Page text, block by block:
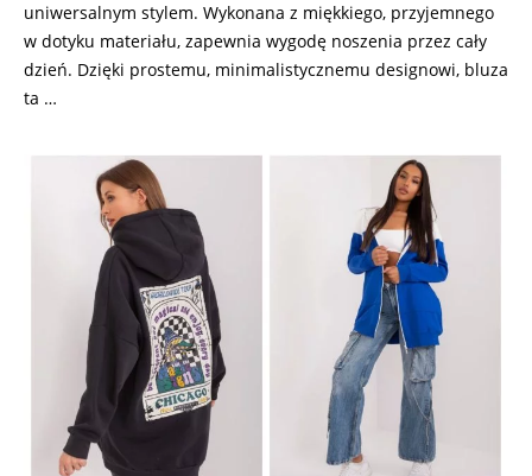
uniwersalnym stylem. Wykonana z miękkiego, przyjemnego
w dotyku materiału, zapewnia wygodę noszenia przez cały
dzień. Dzięki prostemu, minimalistycznemu designowi, bluza
ta …